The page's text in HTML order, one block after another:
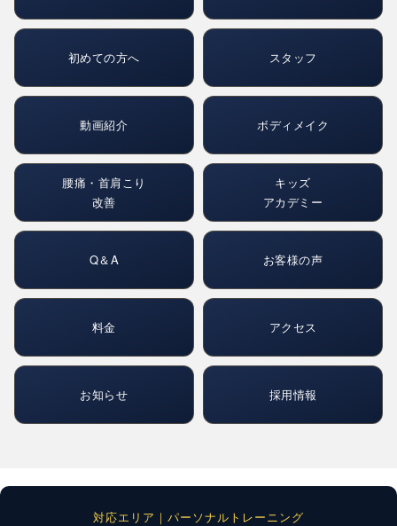
初めての方へ スタッフ
動画紹介 ボディメイク
腰痛・首肩こり
改善
キッズ
アカデミー
Q＆A お客様の声
料金 アクセス
お知らせ 採用情報
対応エリア｜パーソナルトレーニング